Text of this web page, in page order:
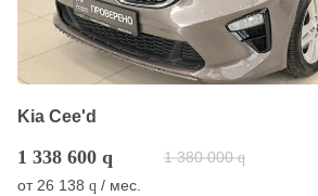
Kia Cee'd
1 338 600 q 1 380 000 q
от26 138 q / мес.